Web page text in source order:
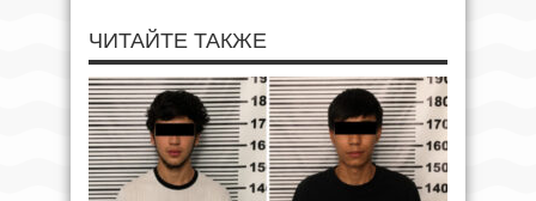
ЧИТАЙТЕ ТАКЖЕ